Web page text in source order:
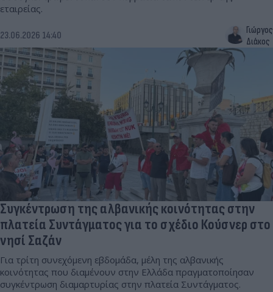
εταιρείας.
23.06.2026 14:40
Γιώργος
Διάκος
Συγκέντρωση της αλβανικής κοινότητας στην
πλατεία Συντάγματος για το σχέδιο Κούσνερ στο
νησί Σαζάν
Για τρίτη συνεχόμενη εβδομάδα, μέλη της αλβανικής
κοινότητας που διαμένουν στην Ελλάδα πραγματοποίησαν
συγκέντρωση διαμαρτυρίας στην πλατεία Συντάγματος.